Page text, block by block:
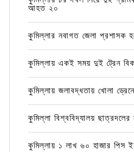
আহত ২০
কুমিল্লার নবাগত জেলা প্রশাসক
কুমিল্লায় একই সময় দুই ট্রেন
কুমিল্লায় জলাবদ্ধতায় খোলা
কুমিল্লা বিশ্ববিদ্যালয়
কুমিল্লায় ১ লাখ ৬০ হাজার পিস